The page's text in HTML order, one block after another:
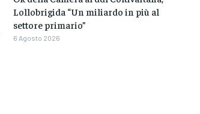
Lollobrigida “Un miliardo in più al
settore primario”
6 Agosto 2026